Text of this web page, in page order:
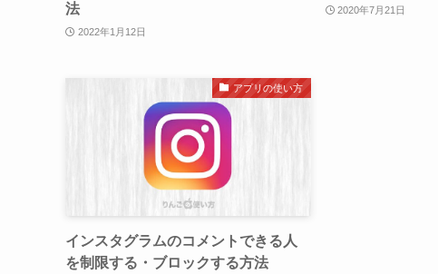
法
2022年1月12日
2020年7月21日
アプリの使い方
インスタグラムのコメントできる人
を制限する・ブロックする方法